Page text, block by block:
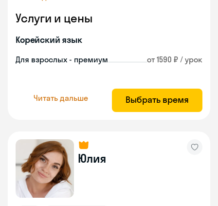
Услуги и цены
Корейский язык
Для взрослых - премиум от 1590 ₽ / урок
Читать дальше Выбрать время
Юлия